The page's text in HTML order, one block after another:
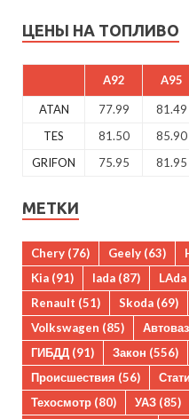
ЦЕНЫ НА ТОПЛИВО
A92 A95
ATAN 77.99 81.49
TES
81.50 85.90
GRIFON
75.95 81.95
МЕТКИ
Chery (76) Geely (63)
Kia (91) lada (87)
Renault (51) Skoda (69)
Volkswagen (85) Автоваз
ГИБДД (91) Закон (556)
Происшествия (56)
Техосмотр (80) УАЗ (85)